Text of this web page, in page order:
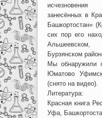
занесённых в
Башкортостан»
сих пор его
Бурзянском
Мы обнаружили
Юматово
(снято на видео).
Литература:
Красная книга
Уфа,